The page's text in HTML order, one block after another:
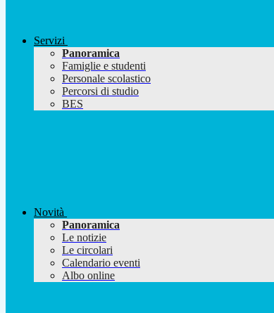
Servizi
Panoramica
Famiglie e studenti
Personale scolastico
Percorsi di studio
BES
Novità
Panoramica
Le notizie
Le circolari
Calendario eventi
Albo online